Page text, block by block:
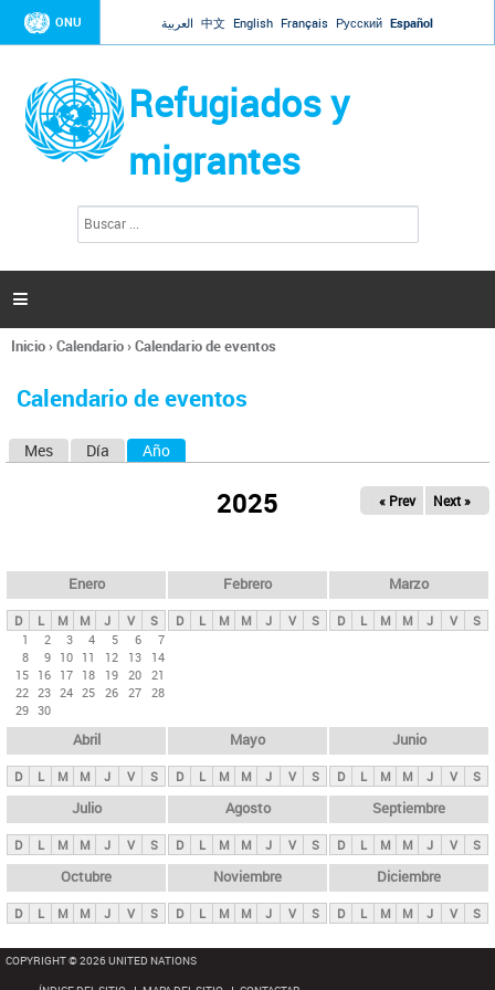
Jump to navigation
ONU العربية 中文 English Français Русский Español
Refugiados y
migrantes
l
d
s

Se
usted
Inicio›Calendario›Calendario de eventos
Calendario de eventos
s
p
n
i
p
a
l
s
Mes Día Año
2025 « Prev Next »
Enero
D L M M J V
S
1
2 3 4 5 6
7
8
9 10 11 12 13
14
15 16 17 18 19 20 21
22 23 24 25 26 27 28
29 30
Febrero
D L M M J V S
Marzo
D L M M J V S
Abril
D L M M J V S
Mayo
D L M M J V S
Junio
D L M M J V S
Julio
D L M M J V S
Agosto
D L M M J V S
Septiembre
D L M M J V S
Octubre
D L M M J V S
Noviembre
D L M M J V S
Diciembre
D L M M J V S
COPYRIGHT © 2026 UNITED NATIONS